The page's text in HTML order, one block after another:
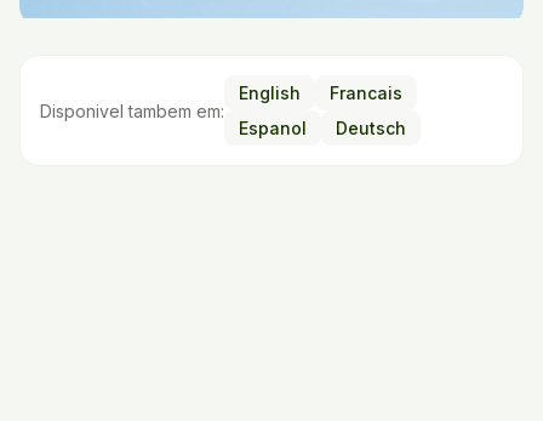
Disponivel tambem em:
English
Francais
Espanol
Deutsch